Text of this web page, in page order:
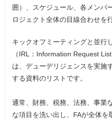
囲）、スケジュール、各メンバ
ロジェクト全体の目線合わせを
キックオフミーティングと並行
（IRL：Information Request
は、デューデリジェンスを実施
する資料のリストです。
通常、財務、税務、法務、事業
な項目を洗い出し、FAが全体を